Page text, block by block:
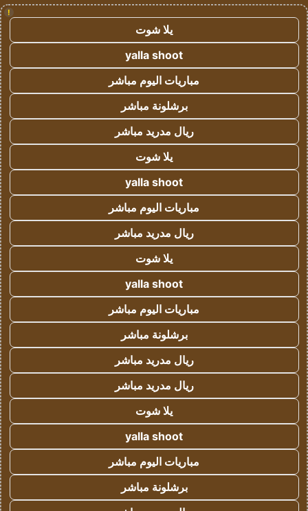
!
يلا شوت
yalla shoot
مباريات اليوم مباشر
برشلونة مباشر
ريال مدريد مباشر
يلا شوت
yalla shoot
مباريات اليوم مباشر
ريال مدريد مباشر
يلا شوت
yalla shoot
مباريات اليوم مباشر
برشلونة مباشر
ريال مدريد مباشر
ريال مدريد مباشر
يلا شوت
yalla shoot
مباريات اليوم مباشر
برشلونة مباشر